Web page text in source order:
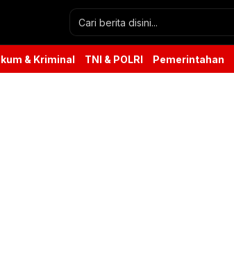
& Kriminal TNI & POLRI Pemerintahan